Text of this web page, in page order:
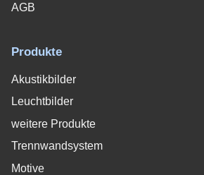
AGB
Produkte
Akustikbilder
Leuchtbilder
weitere Produkte
Trennwandsystem
Motive